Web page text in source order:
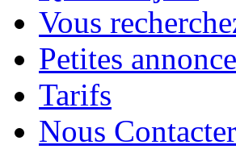
Vous
Petites
Tarifs
Nous Contacter